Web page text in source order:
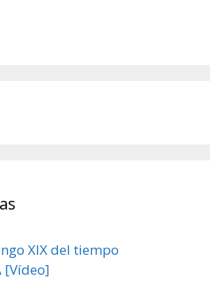
XIX del tiempo
[Vídeo]